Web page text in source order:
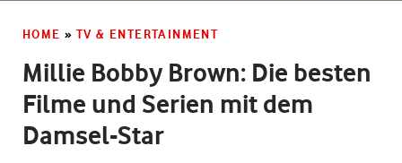
HOME » TV & ENTERTAINMENT
Millie Bobby Brown: Die besten
Filme und Serien mit dem
Damsel-Star